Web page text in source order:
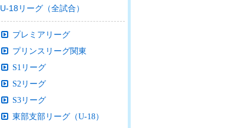
U-18リーグ（全試合）
プレミアリーグ
プリンスリーグ関東
S1リーグ
S2リーグ
S3リーグ
東部支部リーグ（U-18）